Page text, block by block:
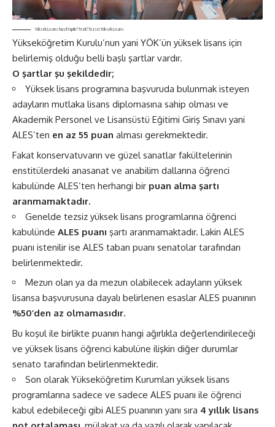
Yüksek Lisans Nasıl Yapılır? Tezli / Tezsiz Yüksek Lisans
Yükseköğretim Kurulu’nun yani YÖK’ün yüksek lisans için
belirlemiş olduğu belli başlı şartlar vardır.
O şartlar şu şekildedir;
Yüksek lisans programına başvuruda bulunmak isteyen
adayların mutlaka lisans diplomasına sahip olması ve
Akademik Personel ve Lisansüstü Eğitimi Giriş Sınavı yani
ALES’ten en az 55 puan alması gerekmektedir.
Fakat konservatuvarın ve güzel sanatlar fakültelerinin
enstitülerdeki anasanat ve anabilim dallarına öğrenci
kabulünde ALES’ten herhangi bir puan alma şartı
aranmamaktadır.
Genelde tezsiz yüksek lisans programlarına öğrenci
kabulünde ALES puanı şartı aranmamaktadır. Lakin ALES
puanı istenilir ise ALES taban puanı senatolar tarafından
belirlenmektedir.
Mezun olan ya da mezun olabilecek adayların yüksek
lisansa başvurusuna dayalı belirlenen esaslar ALES puanının
%50’den az olmamasıdır.
Bu koşul ile birlikte puanın hangi ağırlıkla değerlendirileceği
ve yüksek lisans öğrenci kabulüne ilişkin diğer durumlar
senato tarafından belirlenmektedir.
Son olarak Yükseköğretim Kurumları yüksek lisans
programlarına sadece ve sadece ALES puanı ile öğrenci
kabul edebileceği gibi ALES puanının yanı sıra 4 yıllık lisans